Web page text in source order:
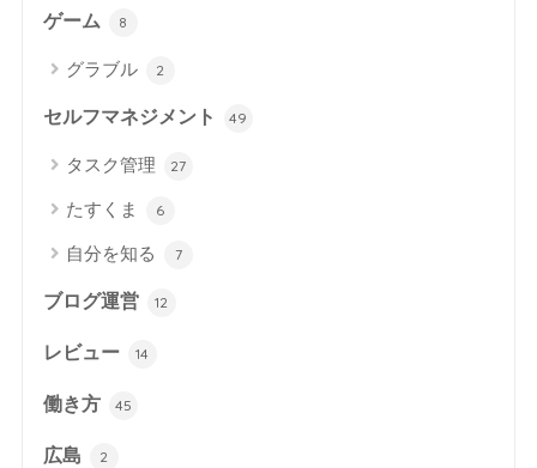
ゲーム 8
グラブル 2
セルフマネジメント 49
タスク管理 27
たすくま 6
自分を知る 7
ブログ運営 12
レビュー 14
働き方 45
広島 2